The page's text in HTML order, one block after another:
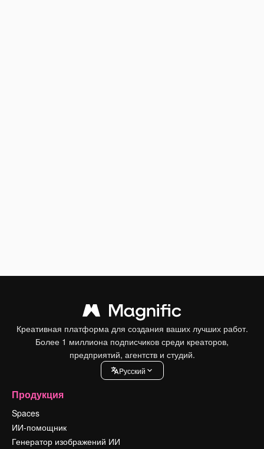
Креативная платформа для создания ваших лучших работ.
Более 1 миллиона подписчиков среди креаторов,
предприятий, агентств и студий.
Pусский
Продукция
Spaces
ИИ-помощник
Генератор изображений ИИ